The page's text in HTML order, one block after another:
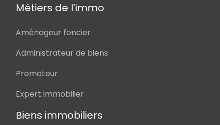
Métiers de l’immo
Aménageur foncier
Administrateur de biens
Promoteur
Expert immobilier
Biens immobiliers